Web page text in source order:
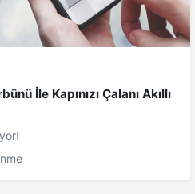
İle Kapınızı Çalanı Akıllı